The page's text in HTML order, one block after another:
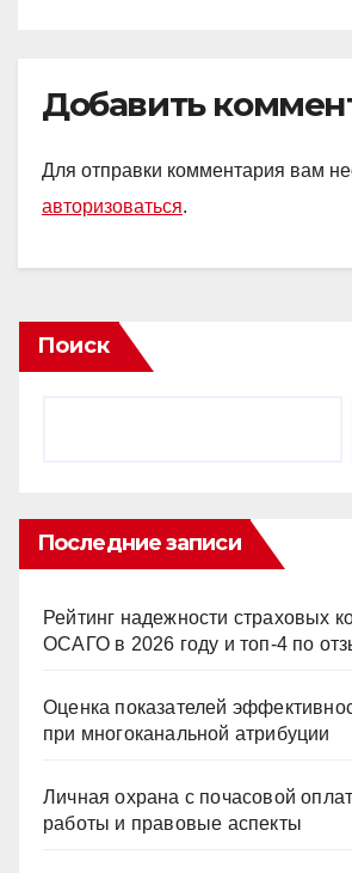
Добавить
Для отправки комментария вам
авторизоваться.
Поиск
Последние записи
Рейтинг надежности страховых
ОСАГО в 2026 году и топ-4 по
Оценка показателей
при многоканальной атрибуции
Личная охрана с почасовой
работы и правовые аспекты